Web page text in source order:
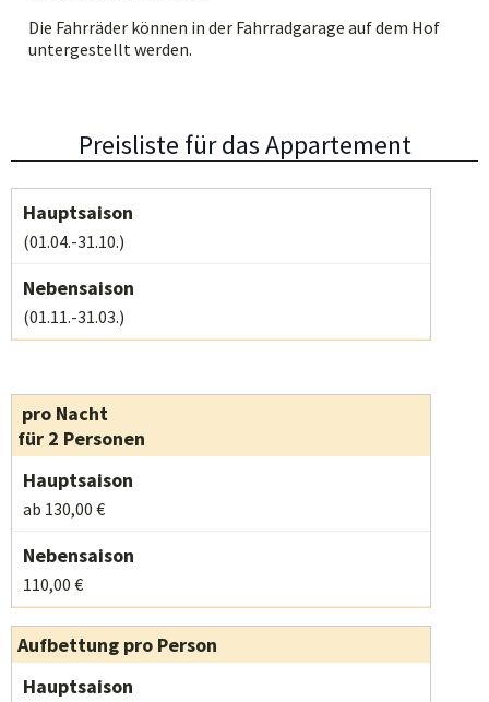
Die Fahrräder können in der Fahrradgarage auf dem Hof
untergestellt werden.
Preisliste für das Appartement
(01.04.-31.10.)
(01.11.-31.03.)
pro Nacht
für 2 Personen
ab 130,00 €
110,00 €
Aufbettung pro Person